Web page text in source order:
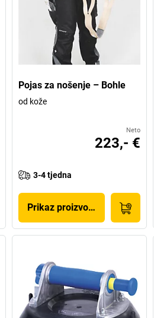
Pojas za nošenje – Bohle
od kože
Neto
223,- €
3-4 tjedna
Prikaz proizvoda